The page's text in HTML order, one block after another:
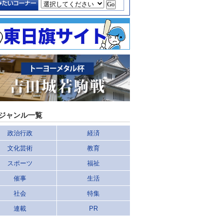
ャンル一覧
政治行政 経済
文化芸術 教育
スポーツ 福祉
催事 生活
社会 特集
連載 PR